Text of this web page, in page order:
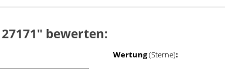
bewerten:
Wertung(Sterne):